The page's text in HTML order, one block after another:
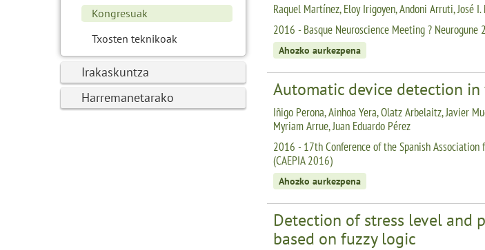
Kongresuak
Txosten teknikoak
Irakaskuntza
Harremanetarako
Raquel Martínez, Eloy Irigoyen, Andoni Arruti, José
2016 - Basque Neuroscience Meeting ? Neurogune
Ahozko aurkezpena
Automatic device detection
Iñigo Perona, Ainhoa Yera, Olatz Arbelaitz, Javier
Myriam Arrue, Juan Eduardo Pérez
2016 - 17th Conference of the Spanish
(CAEPIA 2016)
Ahozko aurkezpena
Detection of stress level and
based on fuzzy logic